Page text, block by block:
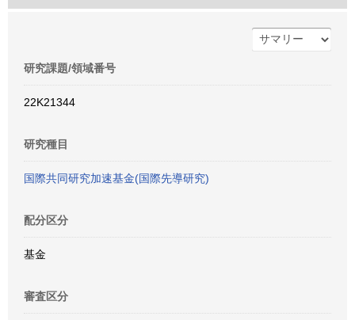
研究課題/領域番号
22K21344
研究種目
国際共同研究加速基金(国際先導研究)
配分区分
基金
審査区分